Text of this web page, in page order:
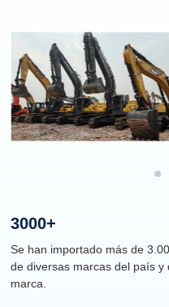
3000+
Se han importado más de
de diversas marcas del país
marca.